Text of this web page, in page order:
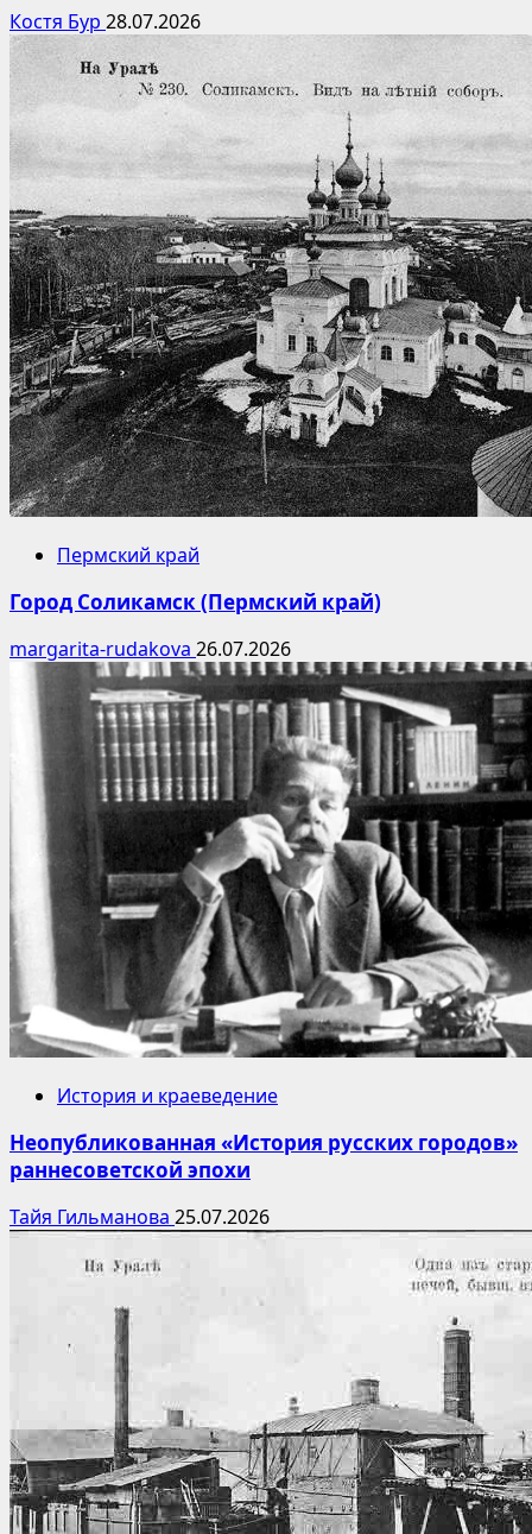
Костя Бур 28.07.2026
Пермский край
Город Соликамск (Пермский край)
margarita-rudakova 26.07.2026
История и краеведение
Неопубликованная «История русских городов»
раннесоветской эпохи
Тайя Гильманова 25.07.2026